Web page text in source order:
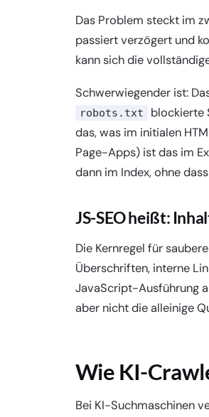
Das Problem steckt im
passiert verzögert und
kann sich die
Schwerwiegender ist:
robots.txt
blockierte
das, was im initialen
Page-Apps) ist das im
dann im Index, ohne
JS-SEO heißt:
Die Kernregel für
Überschriften, interne
JavaScript-Ausführung
aber nicht die alleinige
Wie KI-
Bei KI-Suchmaschinen